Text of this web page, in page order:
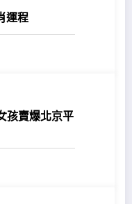
運程
孩賣爆北京平